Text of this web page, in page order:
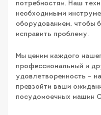
потребностям. Наш
необходимыми
оборудованием, чтобы
исправить проблему.
Мы ценим каждого
профессиональный и
удовлетворенность –
превзойти ваши
посудомоечных машин